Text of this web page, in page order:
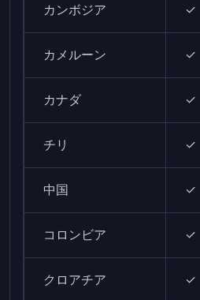
カンボジア ✓
カメルーン ✓
カナダ ✓
チリ ✓
中国 ✓
コロンビア ✓
クロアチア ✓